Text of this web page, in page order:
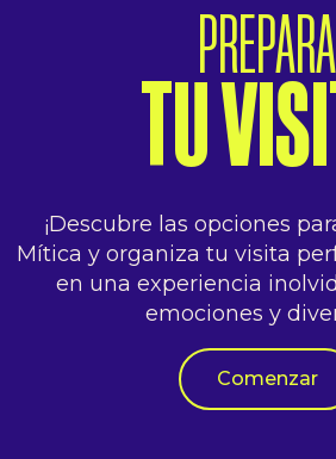
PREPARA
TU
¡Descubre las opciones
Mítica y organiza tu visita
en una experiencia
emociones y
Comenzar